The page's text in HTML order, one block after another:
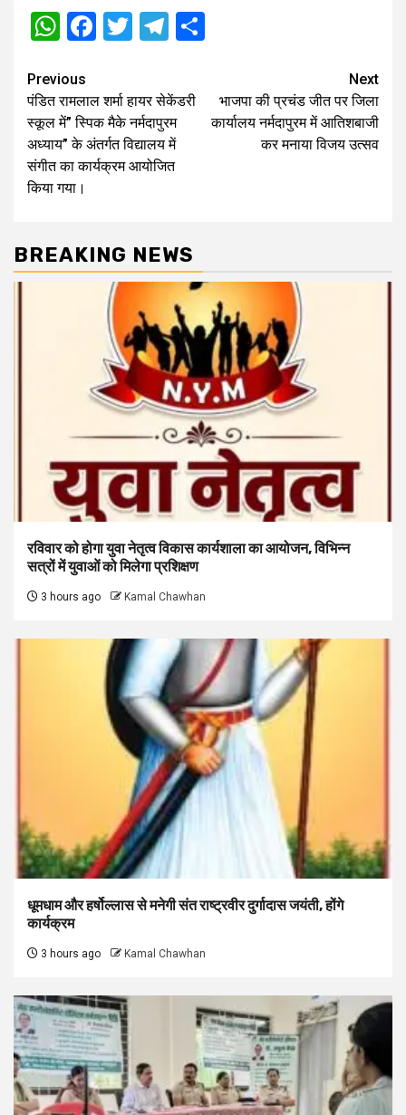
WhatsApp
Facebook
TwitterTelegram
Post
navigation
Previous
पंडित रामलाल शर्मा हायर सेकेंडरी
स्कूल में” स्पिक मैके नर्मदापुरम
अध्याय” के अंतर्गत विद्यालय में
संगीत का कार्यक्रम आयोजित
किया गया।
Next
भाजपा की प्रचंड जीत पर जिला
कार्यालय नर्मदापुरम में आतिशबाजी
कर मनाया विजय उत्सव
BREAKING NEWS
रविवार को होगा युवा नेतृत्व विकास कार्यशाला का आयोजन, विभिन्न
सत्रों में युवाओं को मिलेगा प्रशिक्षण
3 hours ago Kamal Chawhan
धूमधाम और हर्षोल्लास से मनेगी संत राष्ट्रवीर दुर्गादास जयंती, होंगे
कार्यक्रम
3 hours ago Kamal Chawhan